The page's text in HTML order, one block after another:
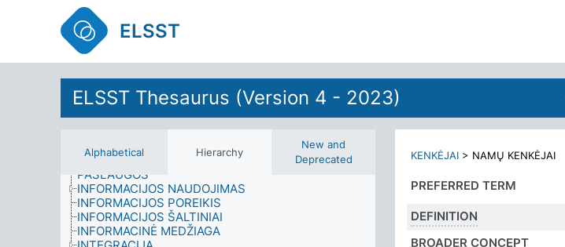
ELSST
ELSST Thesaurus (Version 4 - 2023)
Alphabetical Hierarchy
New and
Deprecated
GINKLUOTOSIOS PAJĖGOS
GRUPĖS
GYNYBA
GYVENIMO CIKLAS
GYVENIMO ISTORIJOS
GYVENIMO ĮVYKIAI
GYVENTOJAI
GYVENTOJŲ MIGRACIJA
GYVENVIETĖS
GYVOSIOS GAMTOS MOKSLAI
GYVŪNAI
INFORMACIJOS / BIBLIOTEKŲ SISTEMOS IR
PASLAUGOS
INFORMACIJOS NAUDOJIMAS
INFORMACIJOS POREIKIS
INFORMACIJOS ŠALTINIAI
INFORMACINĖ MEDŽIAGA
KENKĖJAI > NAMŲ KENKĖJAI
PREFERRED TERM
DEFINITION
BROADER CONCEPT